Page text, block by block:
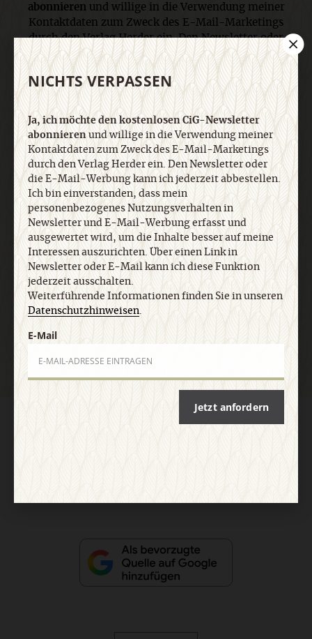
abonnieren und willige in die Verwendung meiner
Kontaktdaten zum Zweck des E-Mail-Marketings
durch den Verlag Herder ein. Den Newsletter oder
die E-Mail-Werbung kann ich jederzeit abbestellen.
Ich bin einverstanden, dass mein
personenbezogenes Nutzungsverhalten in
Newsletter und E-Mail-Werbung erfasst und
ausgewertet wird, um die Inhalte besser auf meine
Interessen auszurichten. Über einen Link in
Newsletter oder E-Mail kann ich diese Funktion
jederzeit ausschalten. Weiterführende
Informationen finden Sie in unseren
Datenschutzhinweisen
E-Mail
Datenschutz
Barrierefreiheit
NICHTS VERPASSEN
Ja, ich möchte den kostenlosen CiG-Newsletter
abonnierenund willige in die Verwendung meiner
Kontaktdaten zum Zweck des E-Mail-Marketings
durch den Verlag Herder ein. Den Newsletter oder
die E-Mail-Werbung kann ich jederzeit abbestellen.
Ich bin einverstanden, dass mein
personenbezogenes Nutzungsverhalten in
Newsletter und E-Mail-Werbung erfasst und
ausgewertet wird, um die Inhalte besser auf meine
Interessen auszurichten. Über einen Link in
Newsletter oder E-Mail kann ich diese Funktion
jederzeit ausschalten.
Weiterführende Informationen finden Sie in unseren
Datenschutzhinweisen.
E-Mail
Jetzt anfordern